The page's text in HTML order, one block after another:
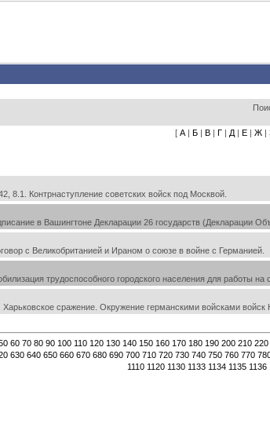
[ А | Б | В | Г | Д | Е | Ж |
8.1. Контрнаступление советских войск под Москвой.
в Вашингтоне Декларации 26 государств (Декларации
с Великобританией и Ираном о союзе в войне с Германией.
трудоспособного городского населения для работы на
сражение. Окружение германскими войсками войск
60 70 80 90 100 110 120 130 140 150 160 170 180 190 200 210 220
630 640 650 660 670 680 690 700 710 720 730 740 750 760 770
1110 1120 1130 1133 1134 1135 1136